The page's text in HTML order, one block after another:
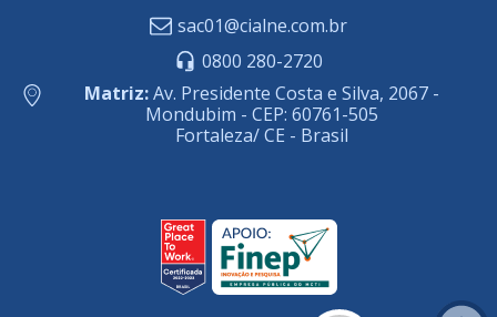
sac01@cialne.com.br
0800 280-2720
Matriz:Av. Presidente Costa e Silva, 2067 -
Mondubim - CEP: 60761-505
Fortaleza/ CE - Brasil